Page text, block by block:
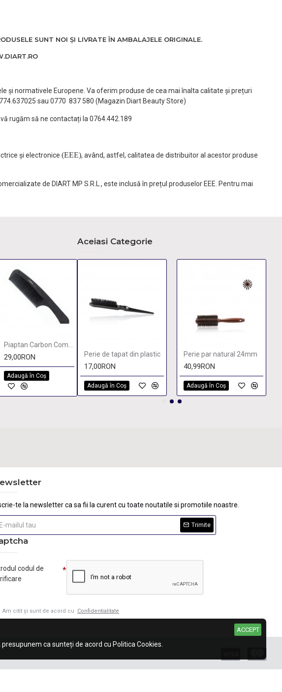
SUNT NOI ȘI LIVRATE ÎN AMBALAJELE ORIGINALE.
și normativele Europene. Va oferim produse de cea mai înalta calitate și prețuri
sau 0770 837 580 (Magazin Diart Beauty Store)
rugăm să ne contactați la 0764.442.189
și electronice (EEE), având, astfel, calitatea de distribuitor al acestor produse
de DIART MP S.R.L., este inclusă în prețul produselor EEE. Pentru mai
29,00RON
Adaugă în Coş
Aceiasi Categorie
Perie de tapat din plastic
17,00RON
Adaugă în Coş
Perie par natural 24mm
40,99RON
Adaugă în Coş
te la newsletter ca sa fii la curent cu toate noutatile si promotiile noastre.
Trimite
codul de
Am citit şi sunt de acord cu Confidentialitate
ACCEPT
ca sunteți de acord cu Politica Cookies.